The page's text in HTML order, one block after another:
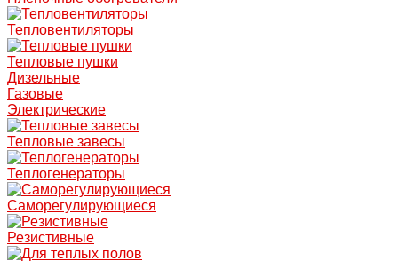
Тепловентиляторы
Тепловые пушки
Дизельные
Газовые
Электрические
Тепловые завесы
Теплогенераторы
Саморегулирующиеся
Резистивные